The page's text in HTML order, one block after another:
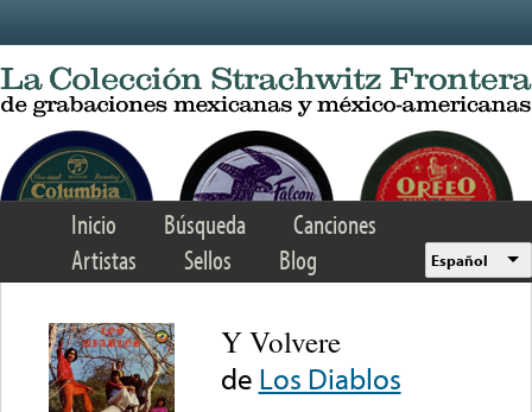
Inicio Búsqueda
Canciones
Artistas
Sellos Blog Español
Y Volvere
de Los Diablos